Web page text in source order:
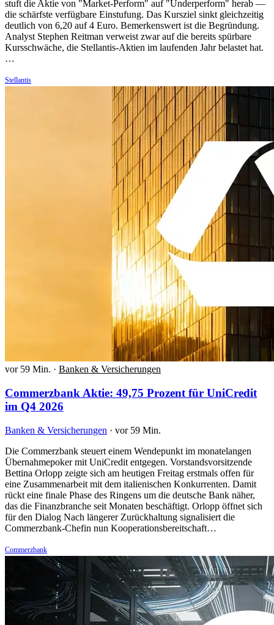
stuft die Aktie von "Market-Perform" auf "Underperform" herab —
die schärfste verfügbare Einstufung. Das Kursziel sinkt gleichzeitig
deutlich von 6,20 auf 4 Euro. Bemerkenswert ist die Begründung.
Analyst Stephen Reitman verweist zwar auf die bereits spürbare
Kursschwäche, die Stellantis-Aktien im laufenden Jahr belastet hat.
…
Stellantis
vor 59 Min. · Banken & Versicherungen
Commerzbank Aktie: 49,75 Prozent für UniCredit
im Q4 2026
Banken & Versicherungen · vor 59 Min.
Die Commerzbank steuert einem Wendepunkt im monatelangen
Übernahmepoker mit UniCredit entgegen. Vorstandsvorsitzende
Bettina Orlopp zeigte sich am heutigen Freitag erstmals offen für
eine Zusammenarbeit mit dem italienischen Konkurrenten. Damit
rückt eine finale Phase des Ringens um die deutsche Bank näher,
das die Finanzbranche seit Monaten beschäftigt. Orlopp öffnet sich
für den Dialog Nach längerer Zurückhaltung signalisiert die
Commerzbank-Chefin nun Kooperationsbereitschaft…
Commerzbank